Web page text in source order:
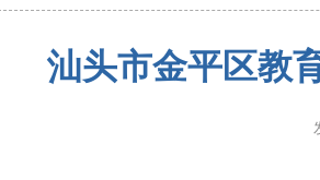
汕头市金平区教